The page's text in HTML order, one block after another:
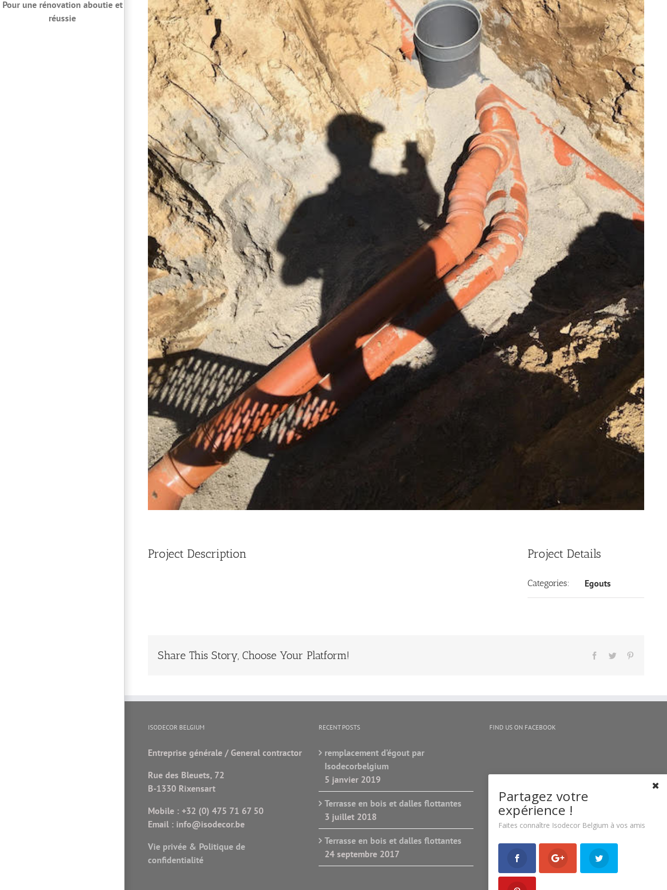
Pour une rénovation aboutie et
réussie
Project Description Project Details
Categories: Egouts
Share This Story, Choose Your Platform! Facebook
Twitter
ISODECOR BELGIUM
Entreprise générale / General contractor
Rue des Bleuets, 72
B-1330 Rixensart
Mobile :+32 (0) 475 71 67 50
Email :info@isodecor.be
Vie privée & Politique de
confidentialité
RECENT POSTS
remplacement d’égout par
Isodecorbelgium
5 janvier 2019
Terrasse en bois et dalles flottantes
3 juillet 2018
Terrasse en bois et dalles flottantes
24 septembre 2017
FIND US ON FACEBOOK
Partagez votre
expérience !
Faites connaître Isodecor Belgium à vos amis